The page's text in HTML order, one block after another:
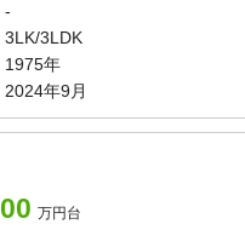
-
3LK/3LDK
1975年
2024年9月
万円台